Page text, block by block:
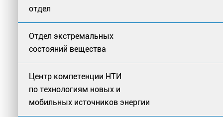
отдел
Отдел экстремальных
состояний вещества
Центр компетенции НТИ
по технологиям новых и
мобильных источников энергии